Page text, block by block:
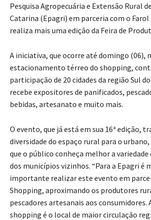
Pesquisa Agropecuária e Extensão Rural
Catarina (Epagri) em parceria com o
realiza mais uma edição da Feira de
A iniciativa, que ocorre até domingo (06),
estacionamento térreo do shopping,
participação de 20 cidades da região Sul
recebe expositores de panificados,
bebidas, artesanato e muito mais.
O evento, que já está em sua 16ª edição,
diversidade do espaço rural para o
que o público conheça melhor a
dos municípios vizinhos. “Para a Epagri é
importante realizar este evento em
Shopping, aproximando os produtores
pescadores artesanais aos consumidores.
shopping é o local de maior circulação